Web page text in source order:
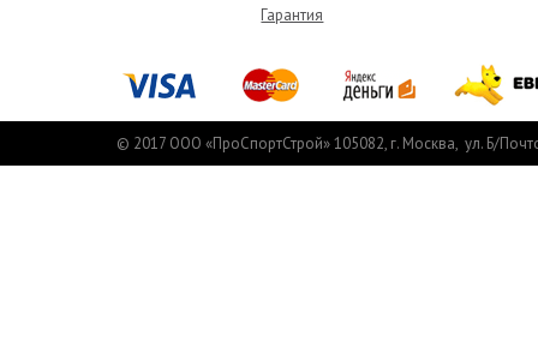
Гарантия
© 2017 ООО «ПроСпортСтрой» 105082, г. Москва, ул. Б/